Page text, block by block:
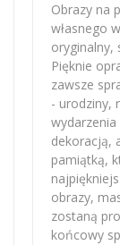
Obrazy na
własnego
oryginalny,
Pięknie
zawsze
- urodziny,
dekoracją,
pamiątką,
obrazy,
zostaną
końcowy